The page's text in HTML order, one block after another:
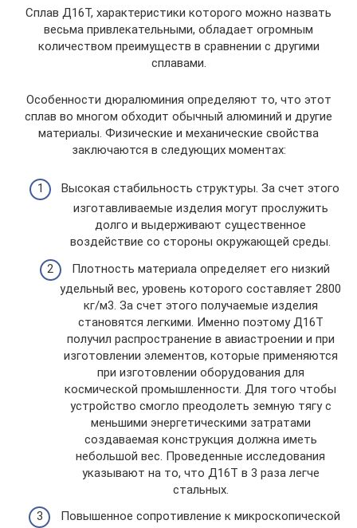
Сплав Д16Т, характеристики которого можно назвать
весьма привлекательными, обладает огромным
количеством преимуществ в сравнении с другими
сплавами.
Особенности дюралюминия определяют то, что этот
сплав во многом обходит обычный алюминий и другие
материалы. Физические и механические свойства
заключаются в следующих моментах:
Высокая стабильность структуры. За счет этого
изготавливаемые изделия могут прослужить
долго и выдерживают существенное
воздействие со стороны окружающей среды.
Плотность материала определяет его низкий
удельный вес, уровень которого составляет 2800
кг/м3. За счет этого получаемые изделия
становятся легкими. Именно поэтому Д16Т
получил распространение в авиастроении и при
изготовлении элементов, которые применяются
при изготовлении оборудования для
космической промышленности. Для того чтобы
устройство смогло преодолеть земную тягу с
меньшими энергетическими затратами
создаваемая конструкция должна иметь
небольшой вес. Проведенные исследования
указывают на то, что Д16Т в 3 раза легче
стальных.
Повышенное сопротивление к микроскопической